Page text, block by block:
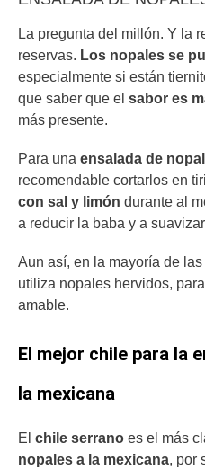
La pregunta del millón. Y la
reservas. Los nopales se
especialmente si están
que saber que el sabor es
más presente.
Para una ensalada de
recomendable cortarlos en
con sal y limón durante al
a reducir la baba y a
Aun así, en la mayoría de
utiliza nopales hervidos,
amable.
El mejor chile para la
la mexicana
El chile serrano es el más
nopales a la mexicana, por